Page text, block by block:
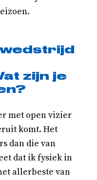
zijn je
met open vizier
komt. Het
dan die van
dat ik fysiek in
allerbeste van